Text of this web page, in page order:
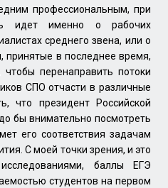
профессиональным, при
идет именно о рабочих
среднего звена, или о
принятые в последнее время,
перенаправить потоки
СПО отчасти в различные
что президент Российской
бы внимательно посмотреть
его соответствия задачам
С моей точки зрения, и это
баллы ЕГЭ
студентов на первом